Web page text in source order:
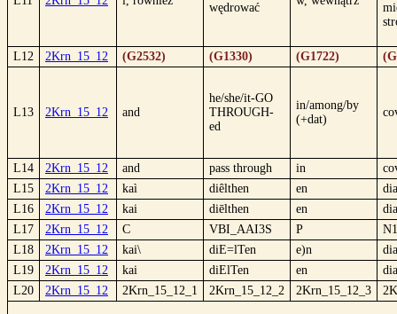
wędrować
L12 2Krn_15_12 (G2532) (G1330) (G1722)
L13 2Krn_15_12 and
he/she/it-GO
THROUGH-
ed
in/among/by
(+dat)
L14 2Krn_15_12 and pass through in
L15
2Krn_15_12 kaì diêlthen en
L16
2Krn_15_12 kai diēlthen en
L17
2Krn_15_12 C VBI_AAI3S P
L18
2Krn_15_12 kai\ diE=lTen e)n
L19
2Krn_15_12 kai diElTen en
L20
2Krn_15_12 2Krn_15_12_1 2Krn_15_12_2 2Krn_15_12_3